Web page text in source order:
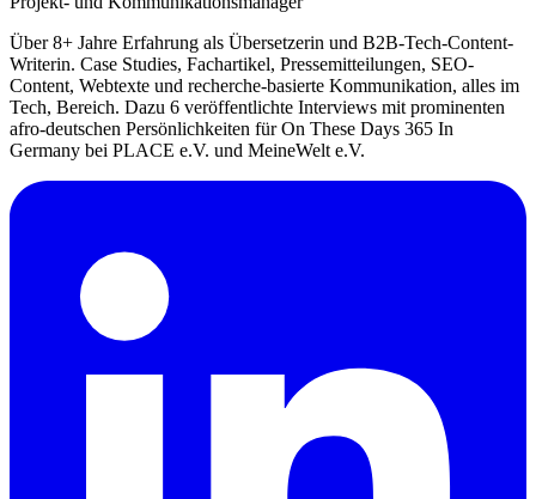
Über 8+ Jahre Erfahrung als Übersetzerin und B2B-Tech-Content-
Writerin. Case Studies, Fachartikel, Pressemitteilungen, SEO-
Content, Webtexte und recherche-basierte Kommunikation, alles im
Tech, Bereich. Dazu 6 veröffentlichte Interviews mit prominenten
afro-deutschen Persönlichkeiten für On These Days 365 In
Germany bei PLACE e.V. und MeineWelt e.V.